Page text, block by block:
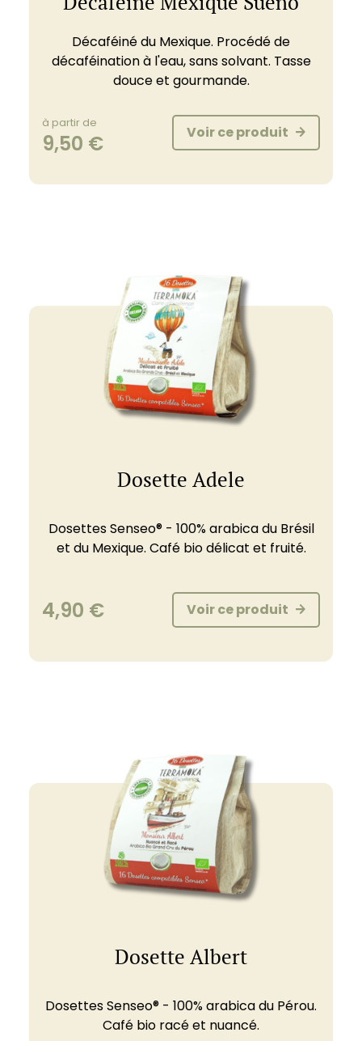
Décaféiné du Mexique. Procédé de
décaféination à l'eau, sans solvant. Tasse
douce et gourmande.
à partir de
9,50 € Voir ce produit
Dosette Adele
Dosettes Senseo® - 100% arabica du Brésil
et du Mexique. Café bio délicat et fruité.
4,90 € Voir ce produit
Dosette Albert
Dosettes Senseo® - 100% arabica du Pérou.
Café bio racé et nuancé.